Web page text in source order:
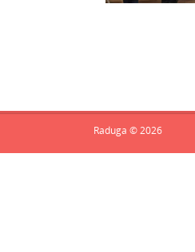
Raduga © 2026